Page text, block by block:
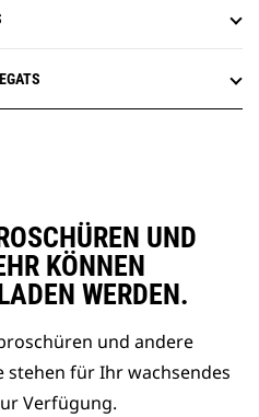
UND
KÖNNEN
WERDEN.
und andere
für Ihr wachsendes
Verfügung.